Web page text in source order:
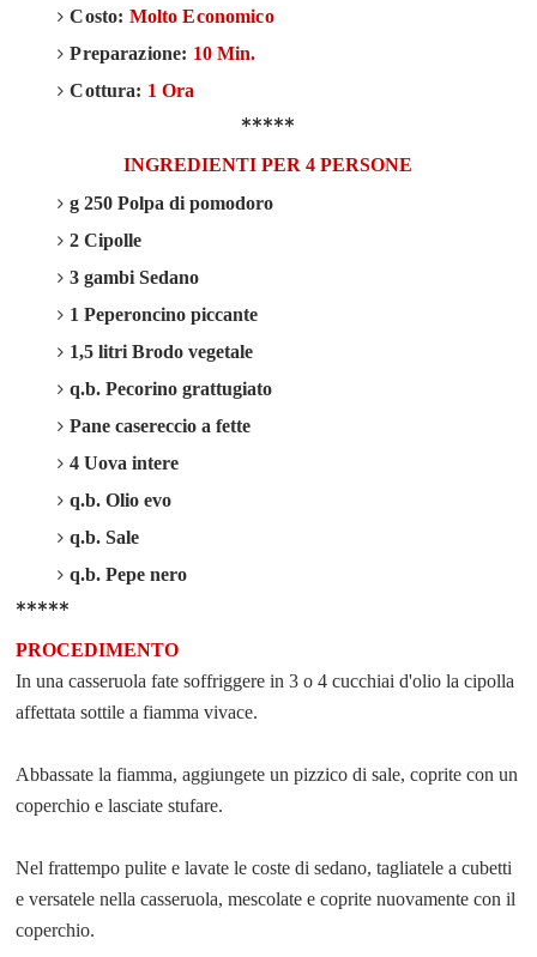
Costo: Molto Economico
Preparazione: 10 Min.
Cottura: 1 Ora
*****
INGREDIENTI PER 4 PERSONE
g 250 Polpa di pomodoro
2 Cipolle
3 gambi Sedano
1 Peperoncino piccante
1,5 litri Brodo vegetale
q.b. Pecorino grattugiato
Pane casereccio a fette
4 Uova intere
q.b. Olio evo
q.b. Sale
q.b. Pepe nero
*****
PROCEDIMENTO
In una casseruola fate soffriggere in 3 o 4 cucchiai d'olio la cipolla
affettata sottile a fiamma vivace.
Abbassate la fiamma, aggiungete un pizzico di sale, coprite con un
coperchio e lasciate stufare.
Nel frattempo pulite e lavate le coste di sedano, tagliatele a cubetti
e versatele nella casseruola, mescolate e coprite nuovamente con il
coperchio.